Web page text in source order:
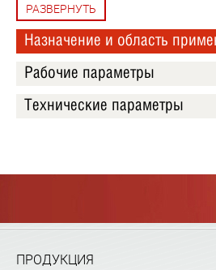
РАЗВЕРНУТЬ
Назначение и область
Рабочие параметры
Технические параметры
ПРОДУКЦИЯ